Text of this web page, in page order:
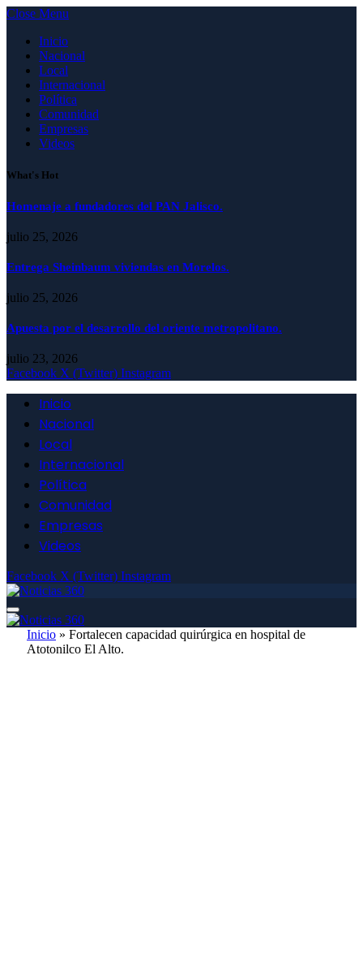
Close Menu
Inicio
Nacional
Local
Internacional
Política
Comunidad
Empresas
Videos
What's Hot
Homenaje a fundadores del PAN Jalisco.
julio 25, 2026
Entrega Sheinbaum viviendas en Morelos.
julio 25, 2026
Apuesta por el desarrollo del oriente metropolitano.
julio 23, 2026
Facebook X (Twitter) Instagram
Inicio
Nacional
Local
Internacional
Política
Comunidad
Empresas
Videos
Facebook X (Twitter) Instagram
Inicio » Fortalecen capacidad quirúrgica en hospital de
Atotonilco El Alto.